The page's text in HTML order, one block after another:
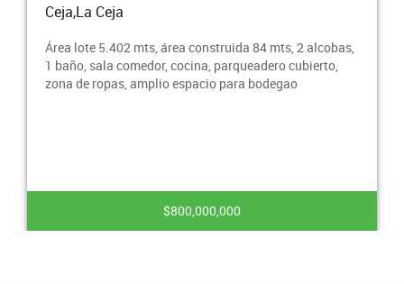
Ceja,La Ceja
Área lote 5.402 mts, área construida 84 mts, 2 alcobas,
1 baño, sala comedor, cocina, parqueadero cubierto,
zona de ropas, amplio espacio para bodegao
$800,000,000